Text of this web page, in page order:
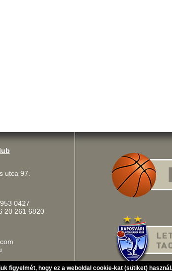
figyelmét, hogy ez a weboldal cookie-kat (sütiket)
utca 97.
0427
20 261 6820